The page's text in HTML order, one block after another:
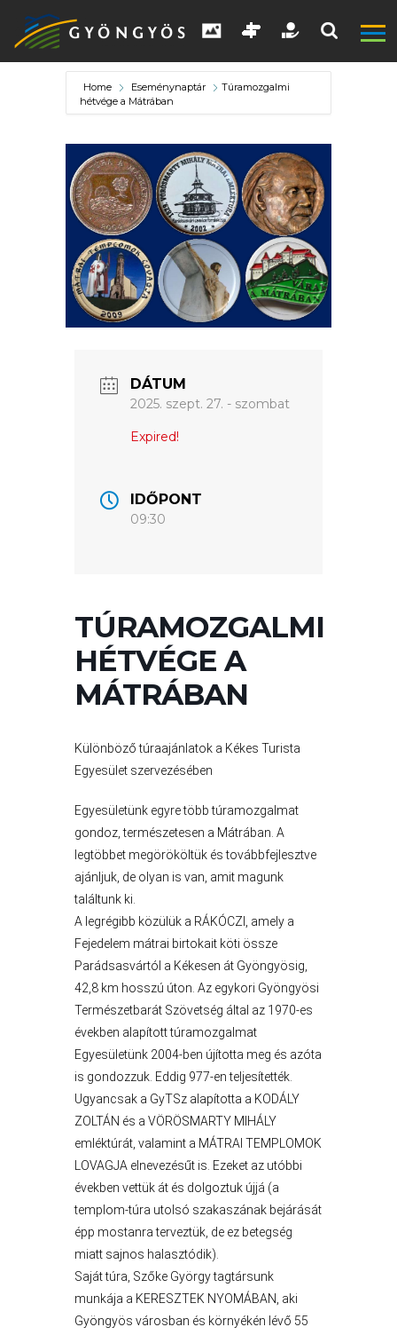
VÁROS
LÁTVÁNYOSSÁGOK
ÉRTÉKTÁRA
HASZNOS
VÁROS
PÉNZÜGYEI
KÖLTSÉGVETÉSI
RENDELETEK
Home Eseménynaptár
Túramozgalmi
hétvége a Mátrában
DÁTUM
2025. szept. 27. - szombat
Expired!
IDŐPONT
09:30
TÚRAMOZGALMI
HÉTVÉGE A
MÁTRÁBAN
Különböző túraajánlatok a Kékes Turista
Egyesület szervezésében
Egyesületünk egyre több túramozgalmat
gondoz, természetesen a Mátrában. A
legtöbbet megörököltük és továbbfejlesztve
ajánljuk, de olyan is van, amit magunk
találtunk ki.
A legrégibb közülük a RÁKÓCZI, amely a
Fejedelem mátrai birtokait köti össze
Parádsasvártól a Kékesen át Gyöngyösig,
42,8 km hosszú úton. Az egykori Gyöngyösi
Természetbarát Szövetség által az 1970-es
években alapított túramozgalmat
Egyesületünk 2004-ben újította meg és azóta
is gondozzuk. Eddig 977-en teljesítették.
Ugyancsak a GyTSz alapította a KODÁLY
ZOLTÁN és a VÖRÖSMARTY MIHÁLY
emléktúrát, valamint a MÁTRAI TEMPLOMOK
LOVAGJA elnevezésűt is. Ezeket az utóbbi
években vettük át és dolgoztuk újjá (a
templom-túra utolsó szakaszának bejárását
épp mostanra terveztük, de ez betegség
miatt sajnos halasztódik).
Saját túra, Szőke György tagtársunk
munkája a KERESZTEK NYOMÁBAN, aki
Gyöngyös városban és környékén lévő 55